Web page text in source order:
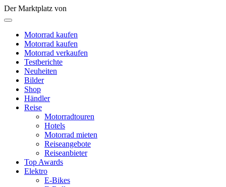
Der Marktplatz von
Motorrad kaufen
Motorrad kaufen
Motorrad verkaufen
Testberichte
Neuheiten
Bilder
Shop
Händler
Reise
Motorradtouren
Hotels
Motorrad mieten
Reiseangebote
Reiseanbieter
Top Awards
Elektro
E-Bikes